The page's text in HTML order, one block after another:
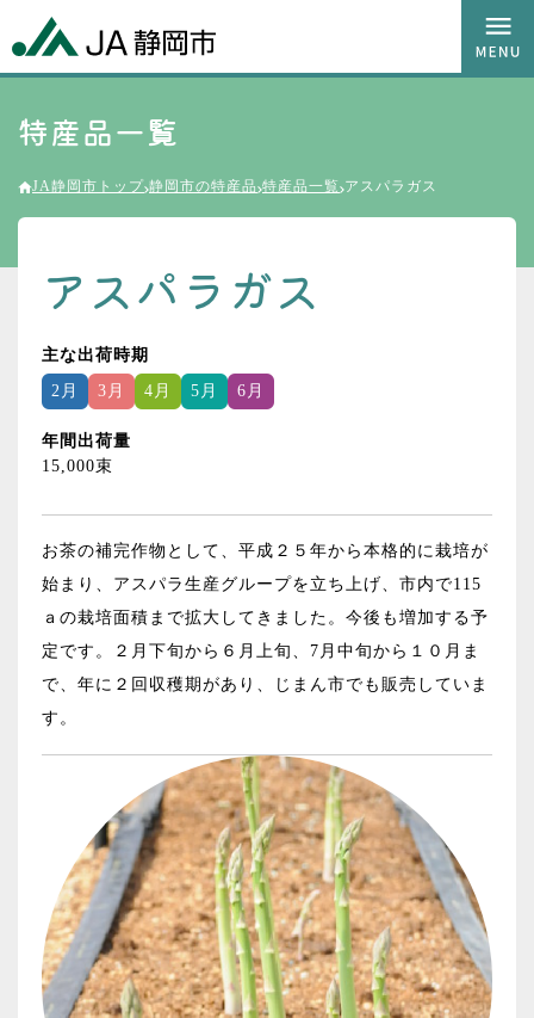
特産品一覧
JA静岡市トップ 静岡市の特産品 特産品一覧 アスパラガス
アスパラガス
主な出荷時期
2月
3月 4月 5月 6月
年間出荷量
15,000束
お茶の補完作物として、平成２５年から本格的に栽培が
始まり、アスパラ生産グループを立ち上げ、市内で115
ａの栽培面積まで拡大してきました。今後も増加する予
定です。２月下旬から６月上旬、7月中旬から１０月ま
で、年に２回収穫期があり、じまん市でも販売していま
す。